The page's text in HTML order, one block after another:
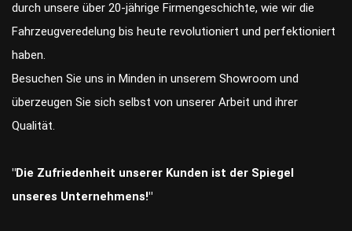
durch unsere über 20-jährige Firmengeschichte, wie wir die
Fahrzeugveredelung bis heute revolutioniert und perfektioniert
haben.
Besuchen Sie uns in Minden in unserem Showroom und
überzeugen Sie sich selbst von unserer Arbeit und ihrer
Qualität.
"Die Zufriedenheit unserer Kunden ist der Spiegel
unseres Unternehmens!"